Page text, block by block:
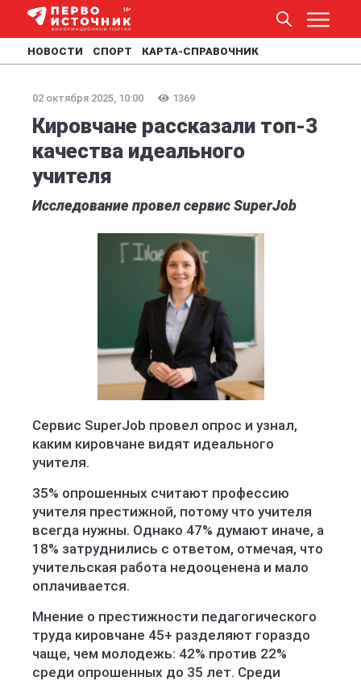
НОВОСТИ СПОРТ КАРТА-СПРАВОЧНИК
02 октября 2025, 10:00 1369
Кировчане рассказали топ-3
качества идеального
учителя
Исследование провел сервис SuperJob
Сервис SuperJob провел опрос и узнал,
каким кировчане видят идеального
учителя.
35% опрошенных считают профессию
учителя престижной, потому что учителя
всегда нужны. Однако 47% думают иначе, а
18% затруднились с ответом, отмечая, что
учительская работа недооценена и мало
оплачивается.
Мнение о престижности педагогического
труда кировчане 45+ разделяют гораздо
чаще, чем молодежь: 42% против 22%
среди опрошенных до 35 лет. Среди